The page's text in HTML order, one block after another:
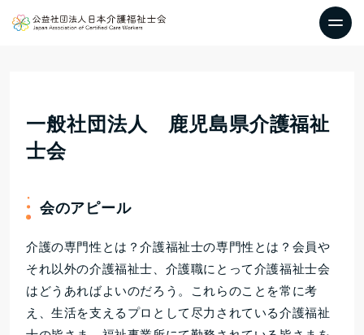
一般社団法人 鹿児島県介護福祉
士会
会のアピール
介護の専門性とは？介護福祉士の専門性とは？会員や
それ以外の介護福祉士、介護職にとって介護福祉士会
はどうあればよいのだろう。これらのことを常に考
え、生活を支えるプロとして尽力されている介護福祉